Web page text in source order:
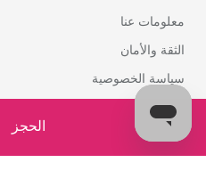
الحجز
معلومات عنا
الثقة والأمان
سياسة الخصوصية
شروط الاستخدام
سياسة ملفات تعريف الارتباط